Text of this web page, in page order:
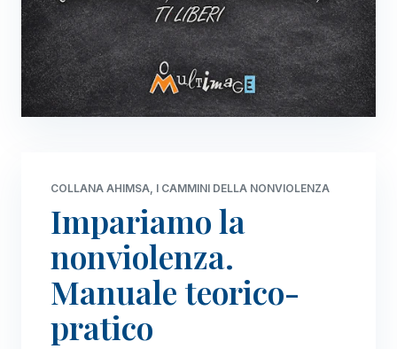
COLLANA AHIMSA, I CAMMINI DELLA NONVIOLENZA
Impariamo la
nonviolenza.
Manuale teorico-
pratico